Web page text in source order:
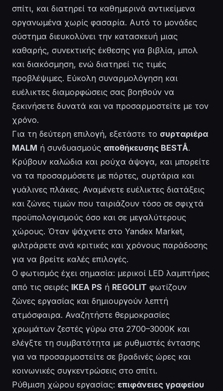
σπίτι, και διατηρεί τα καθημερινά αντικείμενα
οργανωμένα χωρίς φασαρία. Αυτό το μονάδες
σύστημα διευκολύνει την κατασκευή μιας
καθαρής, συνεκτικής έκθεσης για βιβλία, μπολ
και διακόσμηση, ενώ διατηρεί τις τιμές
προβλέψιμες. Εύκολη συναρμολόγηση και
ευέλικτες διαμορφώσεις σας βοηθούν να
ξεκινήσετε δυνατά και να προσαρμοστείτε με τον
χρόνο.
Για τη δεύτερη επιλογή, εξετάστε το συρταριέρα
MALM ή συνδυασμούς αποθήκευσης BESTÅ.
Κρύβουν καλώδια και ρούχα άψογα, και μπορείτε
να τα προσαρμόσετε με πόρτες, συρτάρια και
γυάλινες πλάκες. Αναμένετε ευέλικτες διατάξεις
και ζώνες τιμών που ταιριάζουν τόσο σε σφιχτά
προϋπολογισμούς όσο και σε μεγαλύτερους
χώρους. Όταν ψάχνετε στο Yandex Market,
φιλτράρετε ανά κριτικές και χρόνους παράδοσης
για να βρείτε καλές επιλογές.
Ο φωτισμός έχει σημασία: μερικοί LED λαμπτήρες
από τις σειρές IKEA PS ή REGOLIT φωτίζουν
ζώνες εργασίας και δημιουργούν λεπτή
ατμόσφαιρα. Αναζητήστε θερμοκρασίες
χρωμάτων ζεστές γύρω στα 2700–3000K και
ελέγξτε τη συμβατότητα με ρυθμιστές έντασης
για να προσαρμοστείτε σε βραδινές ώρες και
κοινωνικές συγκεντρώσεις στο σπίτι.
Ρύθμιση χώρου εργασίας: επιφάνειες γραφείου